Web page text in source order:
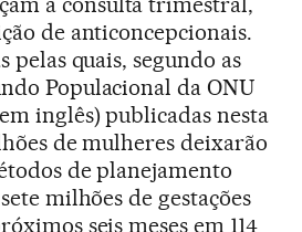
de anticoncepcionais.
pelas quais, segundo as
Populacional da ONU
inglês) publicadas nesta
de mulheres deixarão
de planejamento
milhões de gestações
seis meses em 114